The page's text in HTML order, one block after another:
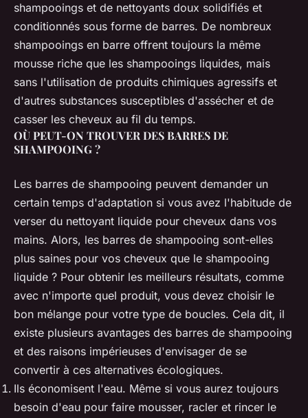
shampooings et de nettoyants doux solidifiés et
conditionnés sous forme de barres. De nombreux
shampooings en barre offrent toujours la même
mousse riche que les shampooings liquides, mais
sans l'utilisation de produits chimiques agressifs et
d'autres substances susceptibles d'assécher et de
casser les cheveux au fil du temps.
OÙ PEUT-ON TROUVER DES BARRES DE
SHAMPOOING ?
Les barres de shampooing peuvent demander un
certain temps d'adaptation si vous avez l'habitude de
verser du nettoyant liquide pour cheveux dans vos
mains. Alors, les barres de shampooing sont-elles
plus saines pour vos cheveux que le shampooing
liquide ? Pour obtenir les meilleurs résultats, comme
avec n'importe quel produit, vous devez choisir le
bon mélange pour votre type de boucles. Cela dit, il
existe plusieurs avantages des barres de shampooing
et des raisons impérieuses d'envisager de se
convertir à ces alternatives écologiques.
Ils économisent l'eau. Même si vous aurez toujours
besoin d'eau pour faire mousser, racler et rincer le